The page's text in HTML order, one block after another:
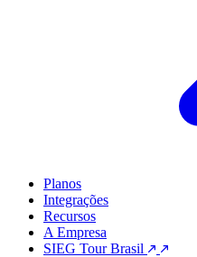
Planos
Integrações
Recursos
A Empresa
SIEG Tour Brasil